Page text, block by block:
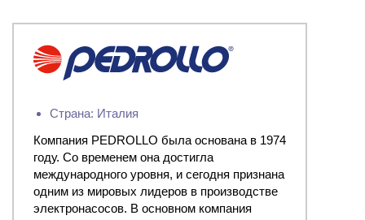
Страна: Италия
Компания PEDROLLO была основана в 1974
году. Со временем она достигла
международного уровня, и сегодня признана
одним из мировых лидеров в производстве
электронасосов. В основном компания